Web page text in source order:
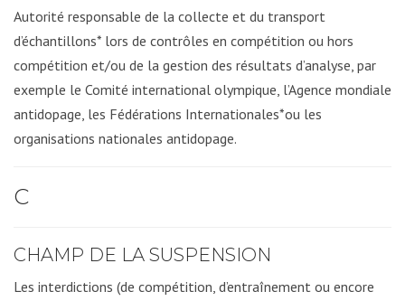
Autorité responsable de la collecte et du transport
d’échantillons* lors de contrôles en compétition ou hors
compétition et/ou de la gestion des résultats d’analyse, par
exemple le Comité international olympique, l’Agence mondiale
antidopage, les Fédérations Internationales*ou les
organisations nationales antidopage.
C
CHAMP DE LA SUSPENSION
Les interdictions (de compétition, d’entraînement ou encore